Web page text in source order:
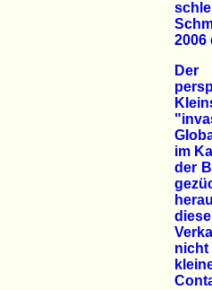
2006
Der
im
der
nicht